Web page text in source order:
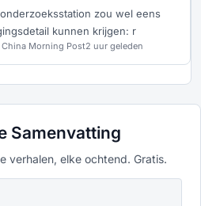
zou wel eens
kunnen krijgen: r
Morning Post2 uur geleden
Samenvatting
verhalen, elke ochtend. Gratis.